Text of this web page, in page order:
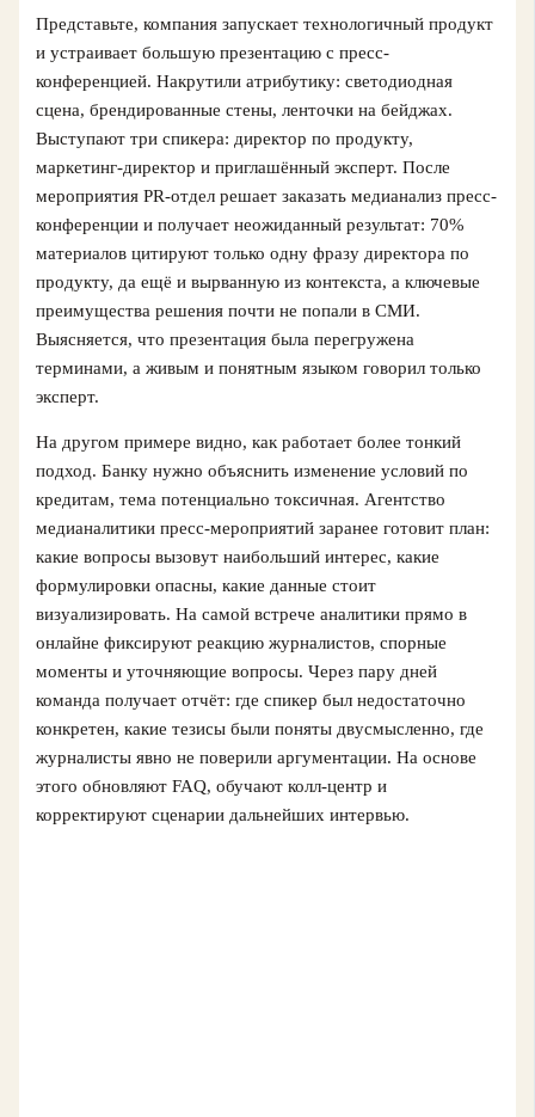
Представьте, компания запускает технологичный продукт
и устраивает большую презентацию с пресс-
конференцией. Накрутили атрибутику: светодиодная
сцена, брендированные стены, ленточки на бейджах.
Выступают три спикера: директор по продукту,
маркетинг-директор и приглашённый эксперт. После
мероприятия PR-отдел решает заказать медианализ пресс-
конференции и получает неожиданный результат: 70%
материалов цитируют только одну фразу директора по
продукту, да ещё и вырванную из контекста, а ключевые
преимущества решения почти не попали в СМИ.
Выясняется, что презентация была перегружена
терминами, а живым и понятным языком говорил только
эксперт.
На другом примере видно, как работает более тонкий
подход. Банку нужно объяснить изменение условий по
кредитам, тема потенциально токсичная. Агентство
медианалитики пресс-мероприятий заранее готовит план:
какие вопросы вызовут наибольший интерес, какие
формулировки опасны, какие данные стоит
визуализировать. На самой встрече аналитики прямо в
онлайне фиксируют реакцию журналистов, спорные
моменты и уточняющие вопросы. Через пару дней
команда получает отчёт: где спикер был недостаточно
конкретен, какие тезисы были поняты двусмысленно, где
журналисты явно не поверили аргументации. На основе
этого обновляют FAQ, обучают колл-центр и
корректируют сценарии дальнейших интервью.